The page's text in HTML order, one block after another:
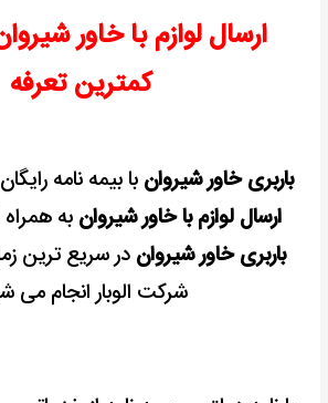
ارسال لوازم با خاور
کمترین تعرفه
باربری خاور شیروان با بیمه نامه
ارسال لوازم با خاور شیروان به
باربری خاور شیرواندر سریع ترین
شرکت الوبار انجام می